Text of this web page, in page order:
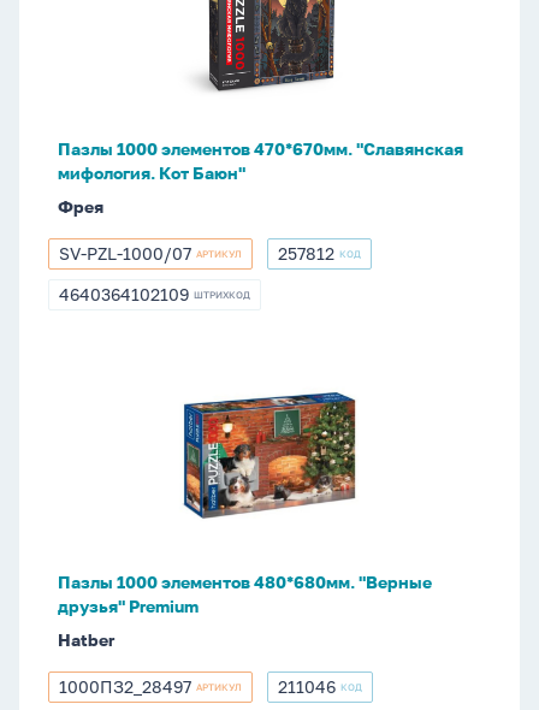
Пазлы 1000 элементов 470*670мм. "Славянская
мифология. Кот Баюн"
Фрея
SV-
PZL-
SV-PZL-1000/07 АРТИКУЛ 257812
257812 КОД
4640364102109
4640364102109 ШТРИХКОД
480*680мм.
Пазлы 1000 элементов 480*680мм. "Верные
друзья" Premium
Hatber
1000ПЗ2_28497
1000ПЗ2_28497 АРТИКУЛ 211046
211046 КОД